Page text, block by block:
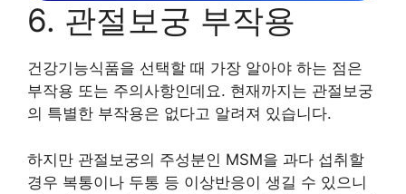
6. 관절보궁 부작용
건강기능식품을 선택할 때 가장 알아야 하는 점은
부작용 또는 주의사항인데요. 현재까지는 관절보궁
의 특별한 부작용은 없다고 알려져 있습니다.
하지만 관절보궁의 주성분인 MSM을 과다 섭취할
경우 복통이나 두통 등 이상반응이 생길 수 있으니